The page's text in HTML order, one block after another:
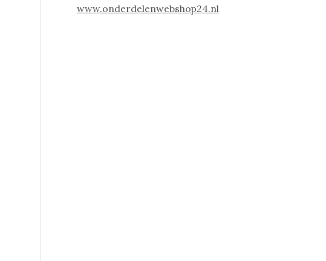
www.onderdelenwebshop24.nl